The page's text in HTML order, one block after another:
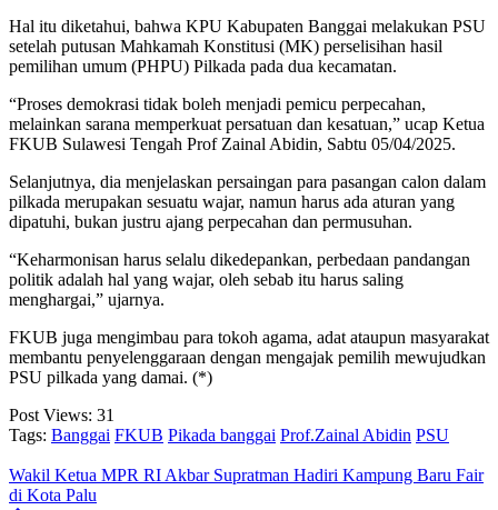
Hal itu diketahui, bahwa KPU Kabupaten Banggai melakukan PSU
setelah putusan Mahkamah Konstitusi (MK) perselisihan hasil
pemilihan umum (PHPU) Pilkada pada dua kecamatan.
“Proses demokrasi tidak boleh menjadi pemicu perpecahan,
melainkan sarana memperkuat persatuan dan kesatuan,” ucap Ketua
FKUB Sulawesi Tengah Prof Zainal Abidin, Sabtu 05/04/2025.
Selanjutnya, dia menjelaskan persaingan para pasangan calon dalam
pilkada merupakan sesuatu wajar, namun harus ada aturan yang
dipatuhi, bukan justru ajang perpecahan dan permusuhan.
“Keharmonisan harus selalu dikedepankan, perbedaan pandangan
politik adalah hal yang wajar, oleh sebab itu harus saling
menghargai,” ujarnya.
FKUB juga mengimbau para tokoh agama, adat ataupun masyarakat
membantu penyelenggaraan dengan mengajak pemilih mewujudkan
PSU pilkada yang damai. (*)
Post Views: 31
Tags: Banggai FKUB Pikada banggai Prof.Zainal Abidin PSU
Wakil Ketua MPR RI Akbar Supratman Hadiri Kampung Baru Fair
di Kota Palu